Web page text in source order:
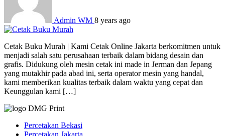
Admin WM 8 years ago
Cetak Buku Murah | Kami Cetak Online Jakarta berkomitmen untuk
menjadi salah satu perusahaan terbaik dalam bidang desain dan
grafis. Didukung oleh mesin cetak ini made in Jerman dan Jepang
yang mutakhir pada abad ini, serta operator mesin yang handal,
kami memberikan kualitas terbaik dalam waktu yang cepat dan
Keunggulan kami […]
Percetakan Bekasi